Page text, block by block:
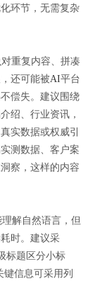
环节，无需复杂
重复内容、拼凑
还可能被AI平台
偿失。建议围绕
绍、行业资讯，
实数据或权威引
测数据、客户案
察，这样的内容
理解自然语言，但
时。建议采
标题区分小标
信息可采用列